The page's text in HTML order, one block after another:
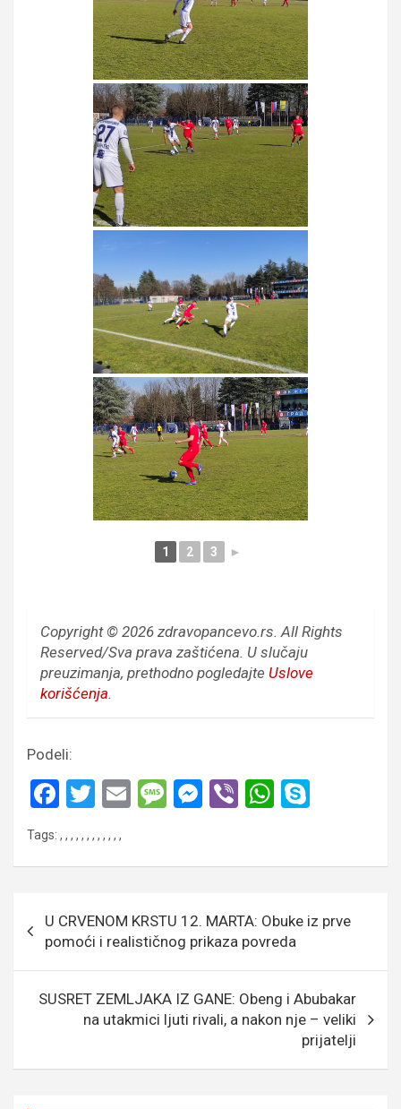
1 2 3 ►
Copyright © 2026 zdravopancevo.rs. All Rights
Reserved/Sva prava zaštićena. U slučaju
preuzimanja, prethodno pogledajte Uslove
korišćenja.
Podeli:
F
ce
o
o
k
T
tt
E
M
g
e
M
g
er
Vi W
A
p
p
Tags: , , , , , , , , , , , ,
чланка
U CRVENOM KRSTU 12. MARTA: Obuke iz prve
pomoći i realističnog prikaza povreda
SUSRET ZEMLJAKA IZ GANE: Obeng i Abubakar
na utakmici ljuti rivali, a nakon nje – veliki
prijatelji